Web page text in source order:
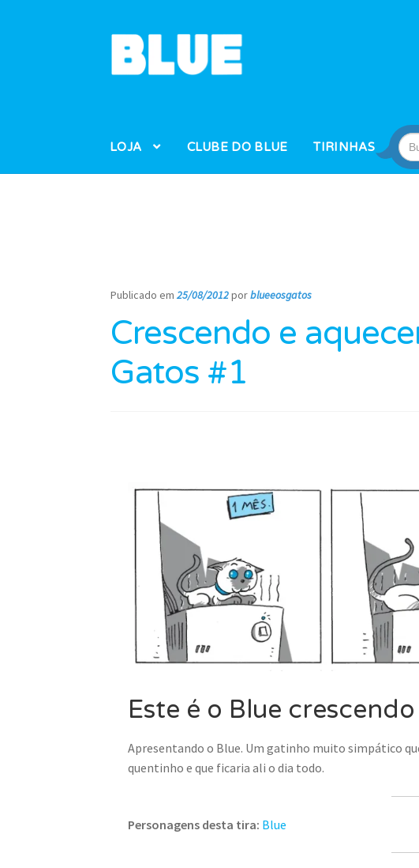
Pular
para
Pular
para
LOJA CLUBE DO BLUE TIRINHAS
for:
Publicado em25/08/2012porblueeosgatos
Crescendo e
Gatos #1
Este é o Blue crescendo
Apresentando o Blue. Um gatinho muito simpático
quentinho e que ficaria ali o dia todo.
Personagens desta tira: Blue